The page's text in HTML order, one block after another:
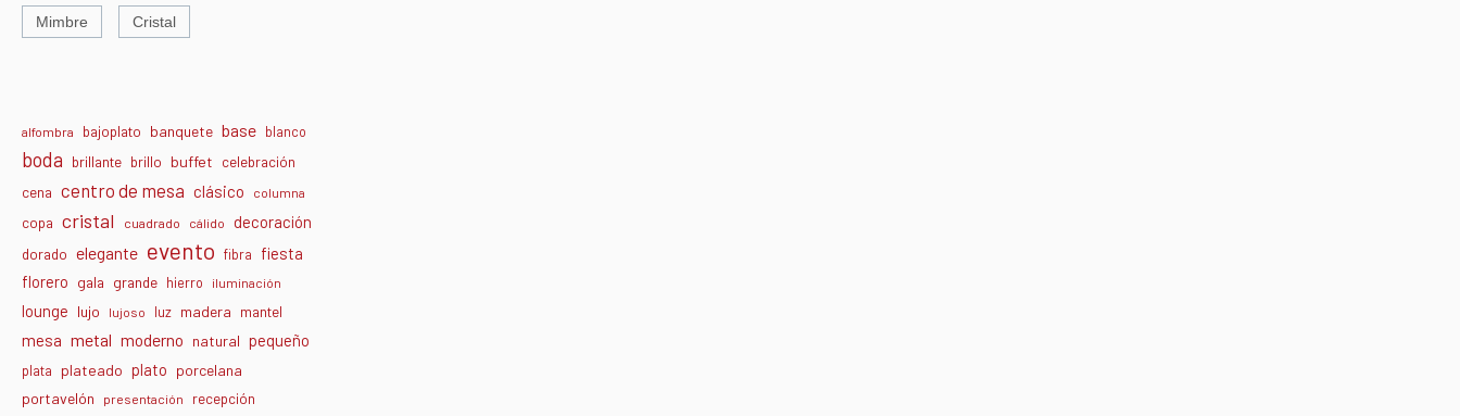
Mimbre Cristal
alfombra bajoplato banquete base blanco
boda brillante brillo buffet celebración
cena centro de mesa clásico columna
copa cristal cuadrado cálido decoración
dorado elegante evento fibra fiesta
florero gala grande hierro iluminación
lounge lujo lujoso luz madera mantel
mesa metal moderno natural pequeño
plata plateado plato porcelana
portavelón
presentación recepción